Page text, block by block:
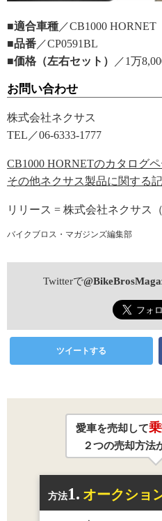
■適合車種 ／CB1000 HORNET
■品番 ／CP0591BL
■価格（左右セット）
／1万
お問い合わせ
株式会社ネクサス
TEL／06-6333-1777
CB1000 HORNETのカタログ
その他ネクサス製品に関する
リリース = 株式会社ネクサス
バイクブロス・マガジンズ編集部
Twitterで
ツイートする
愛車を売却して
２つの売却方法
方法1. オークショ